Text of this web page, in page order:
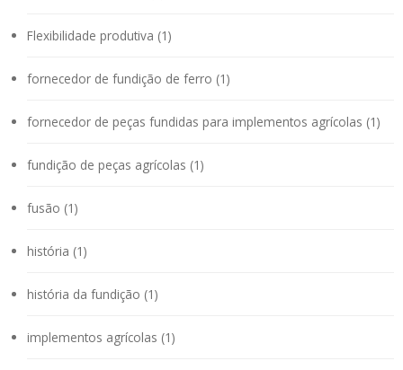
Flexibilidade produtiva (1)
fornecedor de fundição de ferro (1)
fornecedor de peças fundidas para implementos agrícolas (1)
fundição de peças agrícolas (1)
fusão (1)
história (1)
história da fundição (1)
implementos agrícolas (1)